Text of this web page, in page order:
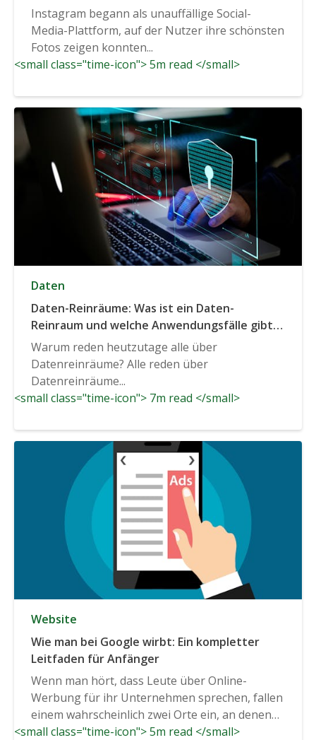
Instagram begann als unauffällige Social-
Media-Plattform, auf der Nutzer ihre schönsten
Fotos zeigen konnten...
<small class="time-icon"> 5m read </small>
Daten
Daten-Reinräume: Was ist ein Daten-
Reinraum und welche Anwendungsfälle gibt
es?
Warum reden heutzutage alle über
Datenreinräume? Alle reden über
Datenreinräume...
<small class="time-icon"> 7m read </small>
Website
Wie man bei Google wirbt: Ein kompletter
Leitfaden für Anfänger
Wenn man hört, dass Leute über Online-
Werbung für ihr Unternehmen sprechen, fallen
einem wahrscheinlich zwei Orte ein, an denen
man werben kann...
<small class="time-icon"> 5m read </small>